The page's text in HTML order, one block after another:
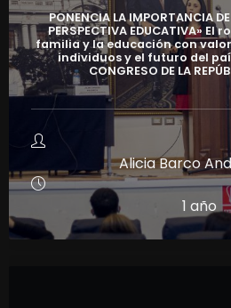
PONENCIA LA IMPORTANCIA DE
PERSPECTIVA EDUCATIVA»
familia y la educación con
individuos y el futuro del
CONGRESO DE LA
Alicia Barco
1 año